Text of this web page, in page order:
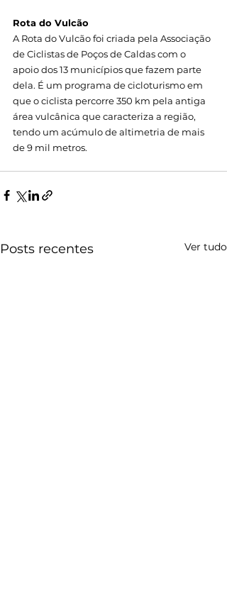
Rota do Vulcão
A Rota do Vulcão foi criada pela Associação
de Ciclistas de Poços de Caldas com o
apoio dos 13 municípios que fazem parte
dela. É um programa de cicloturismo em
que o ciclista percorre 350 km pela antiga
área vulcânica que caracteriza a região,
tendo um acúmulo de altimetria de mais
de 9 mil metros.
Posts recentes Ver tudo